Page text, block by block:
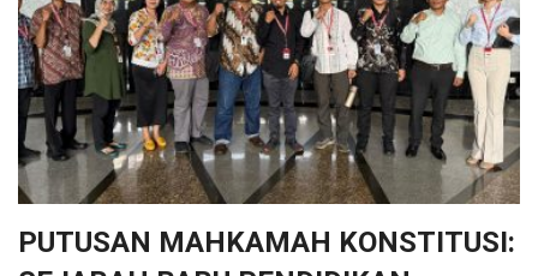
PUTUSAN MAHKAMAH KONSTITUSI: